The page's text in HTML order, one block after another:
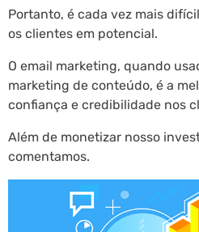
Portanto, é cada vez mais
os clientes em potencial.
O email marketing, quando
marketing de conteúdo, é a
confiança e credibilidade nos
Além de monetizar nosso
comentamos.